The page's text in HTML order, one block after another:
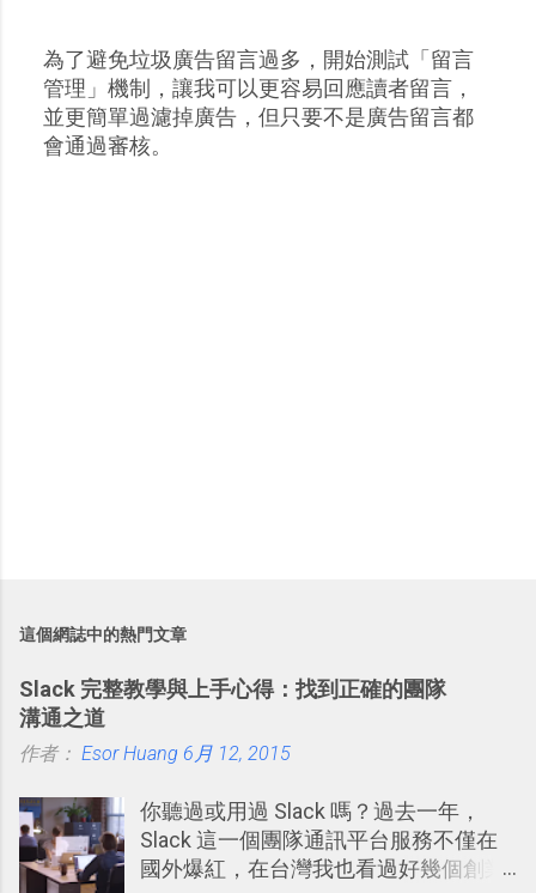
張
貼
留
為了避免垃圾廣告留言過多，開始測試「留言
管理」機制，讓我可以更容易回應讀者留言，
並更簡單過濾掉廣告，但只要不是廣告留言都
會通過審核。
這個網誌中的熱門文章
Slack 完整教學與上手心得：找到正確的團隊
溝通之道
作者： Esor Huang 6月 12, 2015
你聽過或用過 Slack 嗎？過去一年，
Slack 這一個團隊通訊平台服務不僅在
國外爆紅，在台灣我也看過好幾個創業